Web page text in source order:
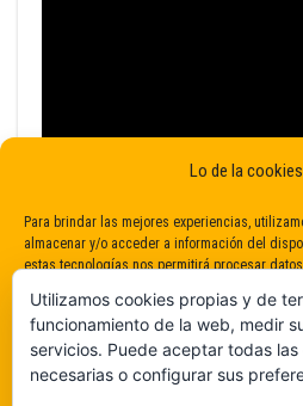
Lo de la
Para brindar las mejores experiencias,
almacenar y/o acceder a información del
estas tecnologías nos permitirá procesar
consentimiento puede afectar negativamente
funciones.
Utilizamos cookies propias y de
funcionamiento de la web, medir
servicios. Puede aceptar todas
necesarias o configurar sus